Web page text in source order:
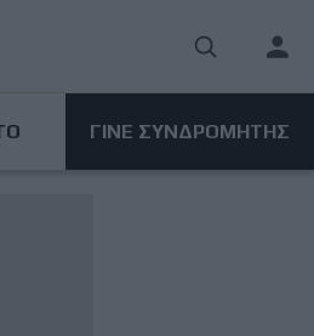
User
ΓΙΝΕ ΣΥΝΔΡΟΜΗΤΗΣ